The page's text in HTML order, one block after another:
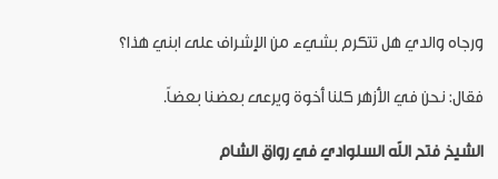
ورجاه والدي هل تتكرم بشيء من الإشراف على ابني هذا؟
فقال: نحن في الأزهر كلنا أخوة ويرعى بعضنا بعضاً.
الشيخ فتح اللهالسلواديفيرواقالشام